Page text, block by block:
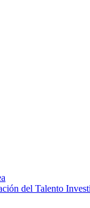
del Talento